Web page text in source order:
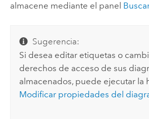
almacene mediante el panel
Sugerencia:
Si desea editar etiquetas o
derechos de acceso de sus
almacenados, puede ejecutar la
Modificar propiedades del